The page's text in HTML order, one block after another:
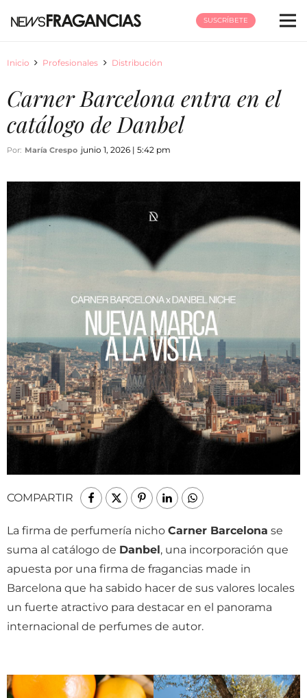
SUSCRÍBETE
Inicio Profesionales Distribución
Carner Barcelona entra en el
catálogo de Danbel
Por: María Crespo junio 1, 2026 | 5:42 pm
COMPARTIR
La firma de perfumería nicho Carner Barcelona se
suma al catálogo de Danbel, una incorporación que
apuesta por una firma de fragancias made in
Barcelona que ha sabido hacer de sus valores locales
un fuerte atractivo para destacar en el panorama
internacional de perfumes de autor.